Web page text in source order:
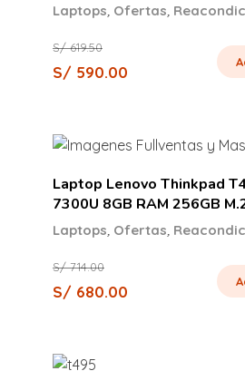
S/ 590.00
S/619.50
Laptops Ofertas
Laptop Lenovo Thinkpad
7300U 8GB RAM 256GB
S/ 680.00
S/714.00
Laptops Ofertas